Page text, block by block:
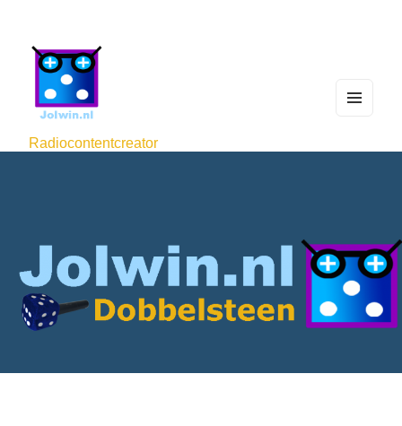
Radiocontentcreator
WIDG